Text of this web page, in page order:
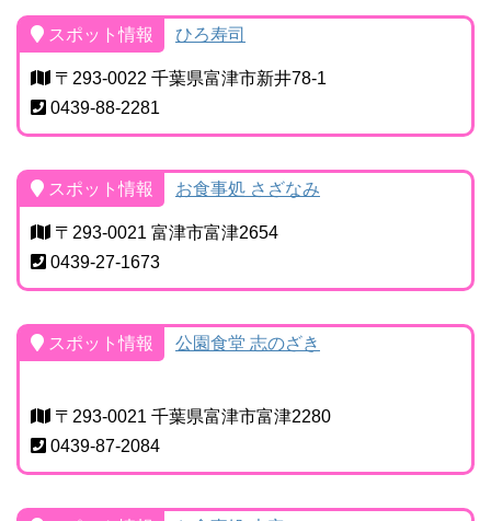
スポット情報 ひろ寿司
〒293-0022 千葉県富津市新井78-1
0439-88-2281
スポット情報 お食事処 さざなみ
〒293-0021 富津市富津2654
0439-27-1673
スポット情報 公園食堂 志のざき
〒293-0021 千葉県富津市富津2280
0439-87-2084